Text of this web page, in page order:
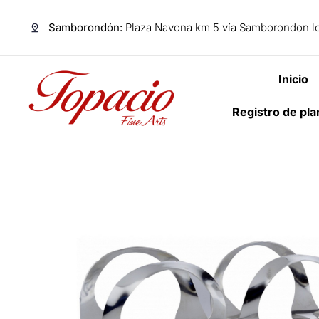
Samborondón: Plaza Navona km 5 vía Samborondon
Inicio
Registro de